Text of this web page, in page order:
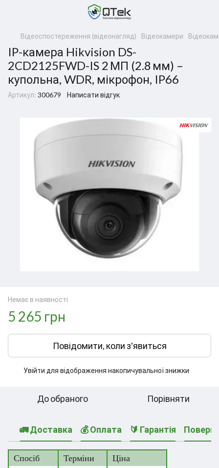
Відеоспостереження (відеонагляд) Відеокамери
IP-камера Hikvision DS-
2CD2125FWD-IS 2 МП (2.8 мм) –
купольна, WDR, мікрофон, IP66
Артикул: 300679 Написати відгук
Немає в наявності
5 265 грн
Повідомити, коли з'явиться
Увійти для відображення накопичувальної знижки
До обраного Порівняти
🚛 Доставка 💰 Оплата 🔰 Гарантія
Спосіб Терміни Ціна